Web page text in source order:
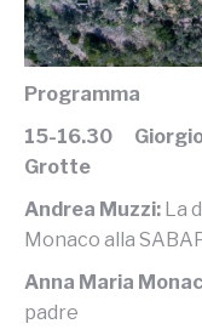
Programma
15-16.30 Giorgio
Grotte
Andrea Muzzi: La
Monaco alla
Anna Maria
padre